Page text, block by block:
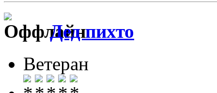
Дед пихто
Ветеран